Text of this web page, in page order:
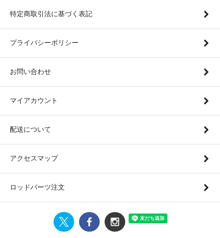
特定商取引法に基づく表記
プライバシーポリシー
お問い合わせ
マイアカウント
配送について
アクセスマップ
ロッドパーツ注文